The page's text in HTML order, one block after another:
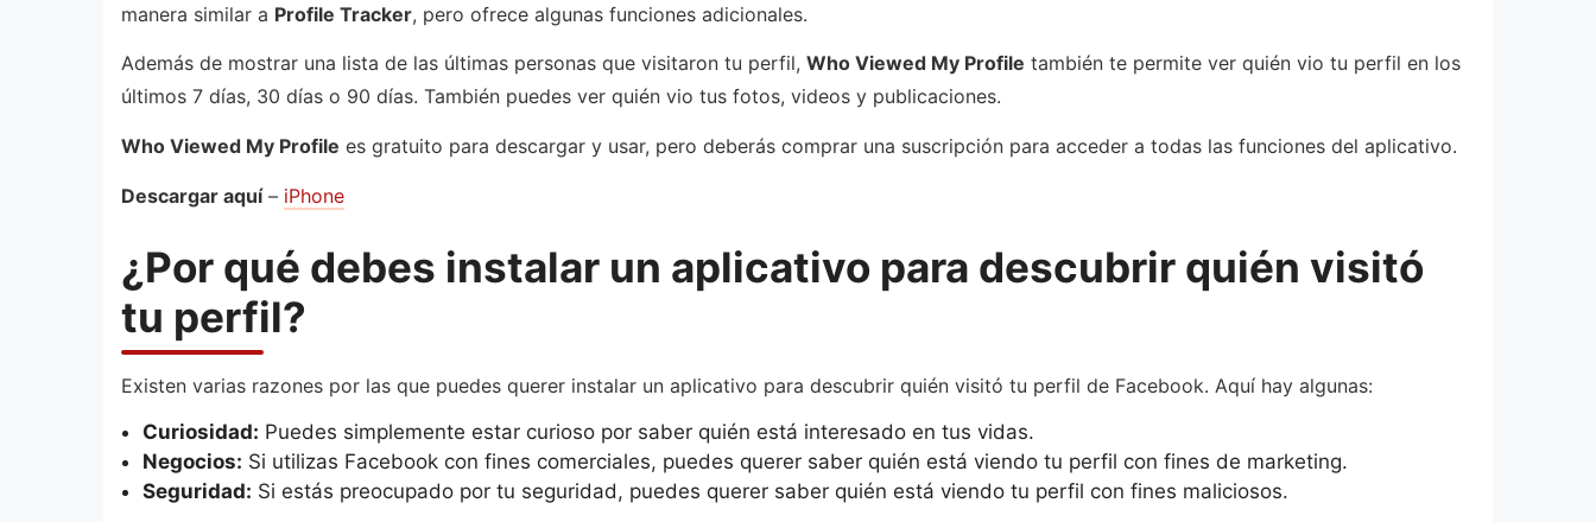
manera similar a Profile Tracker, pero ofrece algunas funciones adicionales.
Además de mostrar una lista de las últimas personas que visitaron tu perfil, Who Viewed My Profile también te permite ver quién vio tu perfil en los
últimos 7 días, 30 días o 90 días. También puedes ver quién vio tus fotos, videos y publicaciones.
Who Viewed My Profile es gratuito para descargar y usar, pero deberás comprar una suscripción para acceder a todas las funciones del aplicativo.
Descargar aquí– iPhone
¿Por qué debes instalar un aplicativo para descubrir quién visitó
tu perfil?
Existen varias razones por las que puedes querer instalar un aplicativo para descubrir quién visitó tu perfil de Facebook. Aquí hay algunas:
Curiosidad: Puedes simplemente estar curioso por saber quién está interesado en tus vidas.
Negocios: Si utilizas Facebook con fines comerciales, puedes querer saber quién está viendo tu perfil con fines de marketing.
Seguridad: Si estás preocupado por tu seguridad, puedes querer saber quién está viendo tu perfil con fines maliciosos.